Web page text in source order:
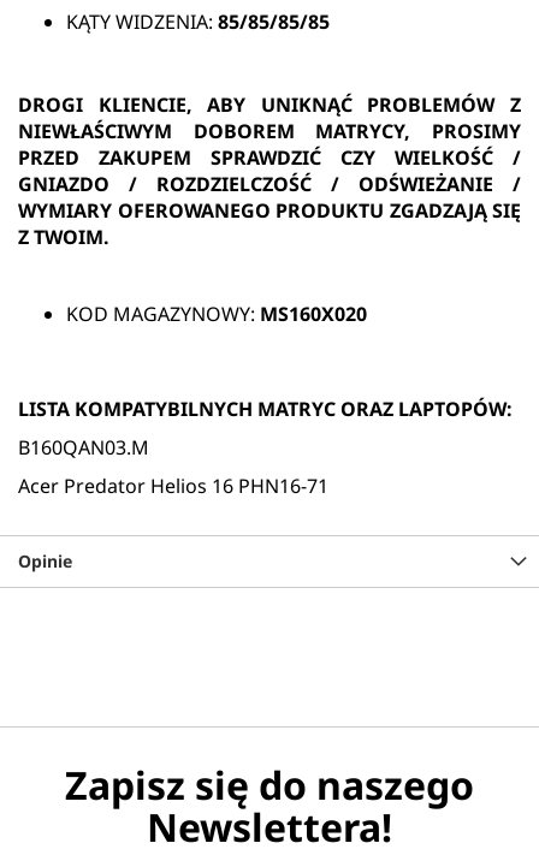
KĄTY WIDZENIA: 85/85/85/85
DROGI KLIENCIE, ABY UNIKNĄĆ PROBLEMÓW Z
NIEWŁAŚCIWYM DOBOREM MATRYCY, PROSIMY
PRZED ZAKUPEM SPRAWDZIĆ CZY WIELKOŚĆ /
GNIAZDO / ROZDZIELCZOŚĆ / ODŚWIEŻANIE /
WYMIARY OFEROWANEGO PRODUKTU ZGADZAJĄ SIĘ
Z TWOIM.
KOD MAGAZYNOWY: MS160X020
LISTA KOMPATYBILNYCH MATRYC ORAZ LAPTOPÓW:
B160QAN03.M
Acer Predator Helios 16 PHN16-71
Opinie
Zapisz się do naszego
Newslettera!